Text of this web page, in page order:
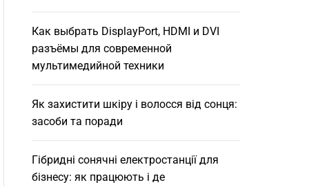
Как выбрать DisplayPort, HDMI и DVI
разъёмы для современной
мультимедийной техники
Як захистити шкіру і волосся від сонця:
засоби та поради
Гібридні сонячні електростанції для
бізнесу: як працюють і де